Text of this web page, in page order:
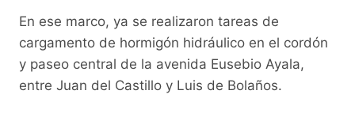
En ese marco, ya se realizaron tareas de
cargamento de hormigón hidráulico en el cordón
y paseo central de la avenida Eusebio Ayala,
entre Juan del Castillo y Luis de Bolaños.